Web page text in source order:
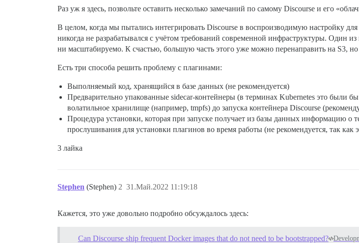
Раз уж я здесь, позвольте оставить несколько замечаний по самому Discourse и его
В целом, когда мы пытались интегрировать Discourse в воспроизводимую настройку
никогда не разрабатывался с учётом требований современной инфраструктуры.
ни масштабируемо. К счастью, большую часть этого уже можно перенаправить на S3,
Есть три способа решить проблему с плагинами:
Выполняемый код, хранящийся в базе данных (не рекомендуется)
Предварительно упакованные sidecar-контейнеры (в терминах Kubernetes это были
волатильное хранилище (например, tmpfs) до запуска контейнера Discourse
Процедура установки, которая при запуске получает из базы данных информацию
прослушивания для установки плагинов во время работы (не рекомендуется, так
3 лайка
Stephen (Stephen) 31.Май.2022 11:19:18
2
Кажется, это уже довольно подробно обсуждалось здесь:
Can Discourse ship frequent Docker images that do not need to be bootstrapped?